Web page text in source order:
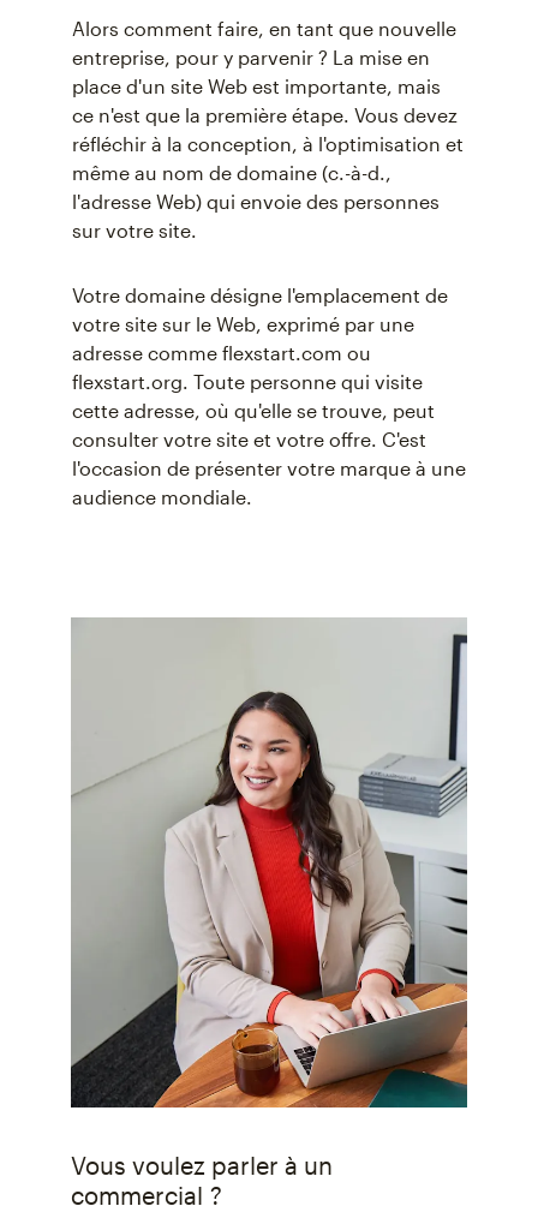
Alors comment faire, en tant que nouvelle
entreprise, pour y parvenir ? La mise en
place d'un site Web est importante, mais
ce n'est que la première étape. Vous devez
réfléchir à la conception, à l'optimisation et
même au nom de domaine (c.-à-d.,
l'adresse Web) qui envoie des personnes
sur votre site.
Votre domaine désigne l'emplacement de
votre site sur le Web, exprimé par une
adresse comme flexstart.com ou
flexstart.org. Toute personne qui visite
cette adresse, où qu'elle se trouve, peut
consulter votre site et votre offre. C'est
l'occasion de présenter votre marque à une
audience mondiale.
Vous voulez parler à un
commercial ?